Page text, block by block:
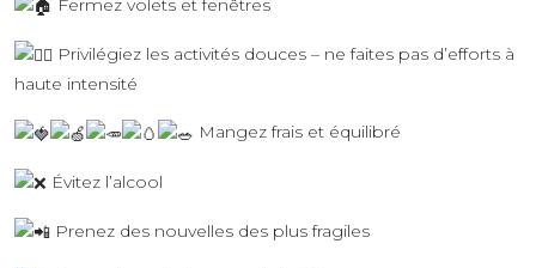
Fermez volets et fenêtres
Privilégiez les activités douces – ne faites pas d’efforts à
haute intensité
Mangez frais et équilibré
Évitez l’alcool
Prenez des nouvelles des plus fragiles